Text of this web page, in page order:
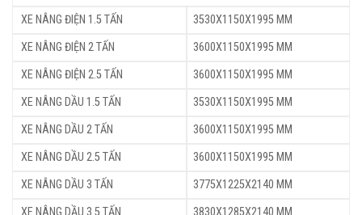
XE NÂNG ĐIỆN 1.5 TẤN
3530X1150X1995 MM
XE NÂNG ĐIỆN 2 TẤN
3600X1150X1995 MM
XE NÂNG ĐIỆN 2.5 TẤN
3600X1150X1995 MM
XE NÂNG DẦU 1.5 TẤN
3530X1150X1995 MM
XE NÂNG DẦU 2 TẤN
3600X1150X1995 MM
XE NÂNG DẦU 2.5 TẤN
3600X1150X1995 MM
XE NÂNG DẦU 3 TẤN
3775X1225X2140 MM
XE NÂNG DẦU 3.5 TẤN
3830X1285X2140 MM